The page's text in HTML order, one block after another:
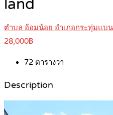
land
ตำบล อ้อมน้อย อำเภอกระทุ่มแบ
28,000฿
72 ตารางวา
Description